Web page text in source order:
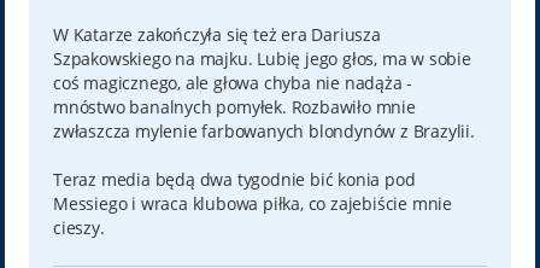
W Katarze zakończyła się też era Dariusza
Szpakowskiego na majku. Lubię jego głos, ma w sobie
coś magicznego, ale głowa chyba nie nadąża -
mnóstwo banalnych pomyłek. Rozbawiło mnie
zwłaszcza mylenie farbowanych blondynów z Brazylii.
Teraz media będą dwa tygodnie bić konia pod
Messiego i wraca klubowa piłka, co zajebiście mnie
cieszy.